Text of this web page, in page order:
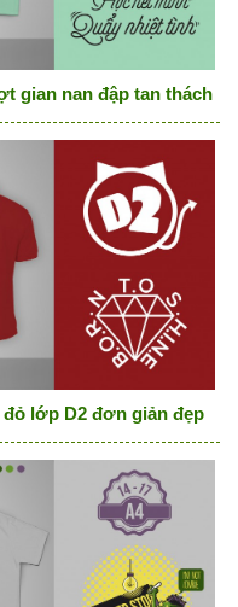
gian nan đập tan thách
lớp D2 đơn giản đẹp